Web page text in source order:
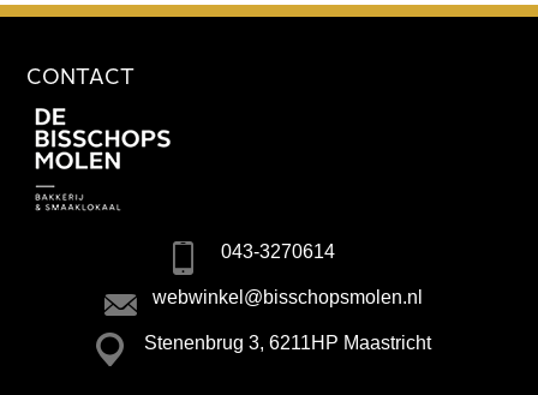
CONTACT
043-3270614
webwinkel@bisschopsmolen.nl
Stenenbrug 3, 6211HP Maastricht